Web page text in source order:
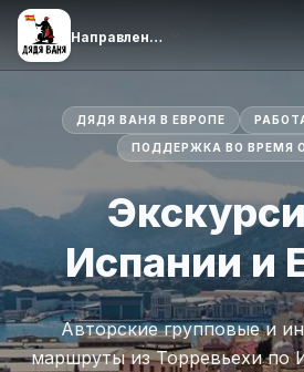
ДЯДЯ ВАНЯ В ЕВРОПЕ
ПОДДЕРЖКА ВО ВРЕМЯ
Испании и
Авторские групповые и
маршруты из Торревьехи по